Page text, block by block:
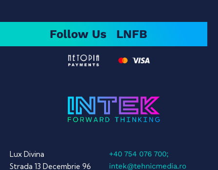
Follow Us LNFB
Lux Divina
Strada 13 Decembrie 96
+40 754 076 700;
intek@tehnicmedia.ro